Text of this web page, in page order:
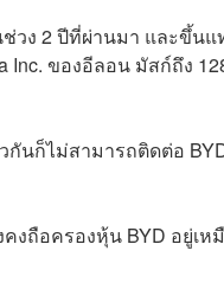
ช่วง 2 ปีที่ผ่านมา และขึ้น
ของอีลอน มัสก์ถึง
กันก็ไม่สามารถติดต่อ
คงถือครองหุ้น BYD อยู่เห